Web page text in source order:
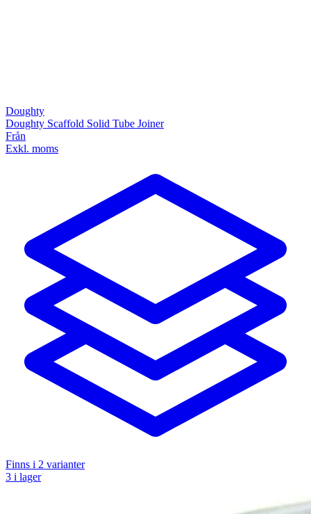
Doughty
Doughty Scaffold Solid Tube Joiner
Från
Exkl. moms
Finns i 2 varianter
3 i lager